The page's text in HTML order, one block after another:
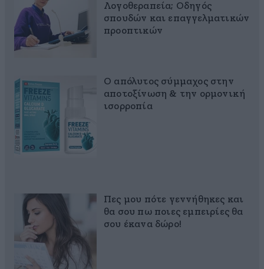
Λογοθεραπεία; Οδηγός
σπουδών και επαγγελματικών
προοπτικών
Ο απόλυτος σύμμαχος στην
αποτοξίνωση & την ορμονική
ισορροπία
Πες μου πότε γεννήθηκες και
θα σου πω ποιες εμπειρίες θα
σου έκανα δώρο!